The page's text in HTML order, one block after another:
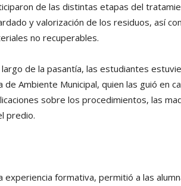
de las distintas etapas del
y valorización de los residuos, así
no recuperables.
largo de la pasantía, las estudiantes
de Ambiente Municipal, quien las guió en
sobre los procedimientos, las
predio.
experiencia formativa, permitió a las